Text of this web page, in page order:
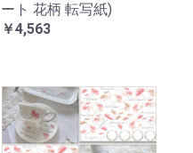
ート 花柄 転写紙)
￥4,563